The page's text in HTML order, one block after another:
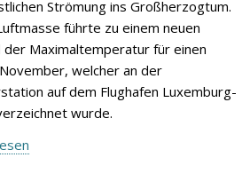
Strömung ins Großherzogtum.
führte zu einem neuen
der Maximaltemperatur für einen
welcher an der
auf dem Flughafen Luxemburg-
wurde.